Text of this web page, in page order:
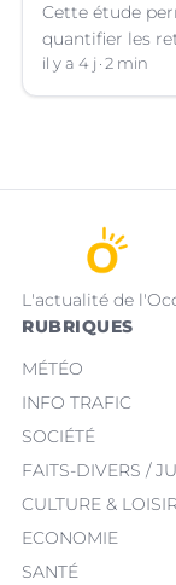
Cette étude
quantifier les
il y a 4 j 2 min
L'actualité de
RUBRIQUES
MÉTÉO
INFO TRAFIC
SOCIÉTÉ
FAITS-DIVERS /
CULTURE &
ECONOMIE
SANTÉ